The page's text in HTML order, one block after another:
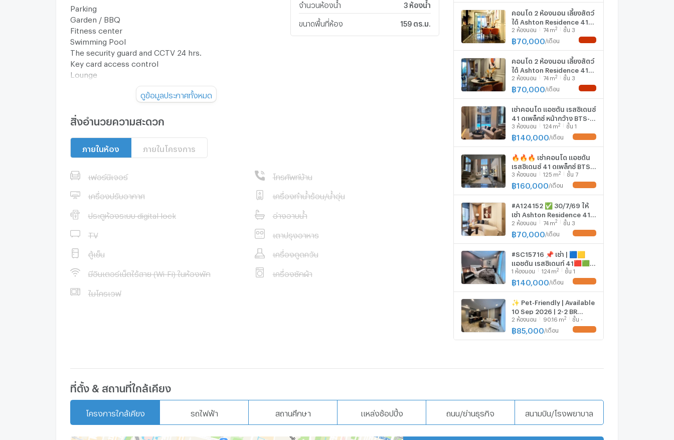
Parking
Garden / BBQ
Fitness center
Swimming Pool
The security guard and CCTV 24 hrs.
Key card access control
Lounge
Launch promotions ( choose 1 option )
One month free rent
Free internet and TV cable.
[wpforms id="2000"]
ดูข้อมูลประกาศทั้งหมด
จำนวนห้องน้ำ 3 ห้องน้ำ
ขนาดพื้นที่ห้อง 159 ตร.ม.
สิ่งอำนวยความสะดวก
ภายในห้อง ภายในโครงการ
เฟอร์นิเจอร์ โทรศัพท์บ้าน
เครื่องปรับอากาศ เครื่องทำน้ำร้อน/น้ำอุ่น
ประตูห้องระบบ digital lock อ่างอาบน้ำ
TV เตาปรุงอาหาร
ตู้เย็น เครื่องดูดควัน
มีอินเตอร์เน็ตไร้สาย (Wi-Fi) ในห้องพัก เครื่องซักผ้า
ไมโครเวฟ
คอนโด 2 ห้องนอน เลี้ยงสัตว์
ได้ Ashton Residence 41
ใกล้ BTS พร้อมพงษ์ 200 ม.
(ID 3169463)
2 ห้องนอน 74 m2 ชั้น 3
฿70,000 /เดือน
คอนโด 2 ห้องนอน เลี้ยงสัตว์
ได้ Ashton Residence 41
ใกล้ BTS พร้อมพงษ์ (ID
3160113)
2 ห้องนอน 74 m2 ชั้น 3
฿70,000 /เดือน
เช่าคอนโด แอชตัน เรสซิเดนซ์
41 ดูเพล็กซ์ หน้ากว้าง BTS-
พร้อมพงษ์ คลองตันเหนือ
เขต วัฒนา กรุงเทพ CX-
@connexproperty ตอบ
ทันที ทีมงานมืออาชีพ ✅
3 ห้องนอน 124 m2 ชั้น 1
฿140,000 /เดือน
🔥🔥🔥 เช่าคอนโด แอชตัน
เรสซิเดนซ์ 41 ดูเพล็กซ์ BTS-
พร้อมพงษ์ คลองตันเหนือ
เขต วัฒนา กรุงเทพ CX-
@connexproperty ตอบ
ทันที ทีมงานมืออาชีพ ✅ 🔥
🔥🔥
3 ห้องนอน 125 m2 ชั้น 7
฿160,000 /เดือน
#A124152 ✅ 30/7/69 ให้
เช่า Ashton Residence 41
📲📢สอบถาม ld line
@condoboy
2 ห้องนอน 74 m2 ชั้น 3
฿70,000 /เดือน
#SC15716 📌 เช่า | 🟦🟨
แอชตัน เรสซิเดนท์ 41🟥🟩
💬 𝑪𝒐𝒏𝒕𝒂𝒄𝒕 𝑳𝑰𝑵𝑬:
@𝒔𝒆𝒄𝒓𝒆𝒕𝒑𝒓𝒐𝒑𝒆𝒓𝒕𝒚 🔥✨
1 ห้องนอน 124 m2 ชั้น 1
฿140,000 /เดือน
✨ Pet-Friendly | Available
10 Sep 2026 | 2-2 BR
Condo for Rent –Ashton
Residence 📞 097-656-
2 ห้องนอน 90.16 m2 ชั้น -
฿85,000 /เดือน
ที่ตั้ง & สถานที่ใกล้เคียง
โครงการใกล้เคียง รถไฟฟ้า สถานศึกษา แหล่งช้อปปิ้ง ถนน/ย่านธุรกิจ สนามบิน/โรงพยาบาล